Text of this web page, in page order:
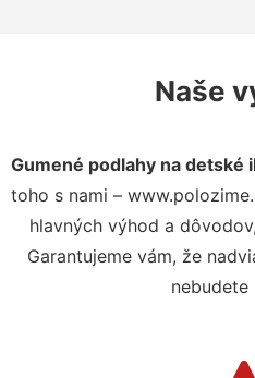
Naše
Gumené podlahy na detské
toho s nami –
hlavných výhod a
Garantujeme vám, že